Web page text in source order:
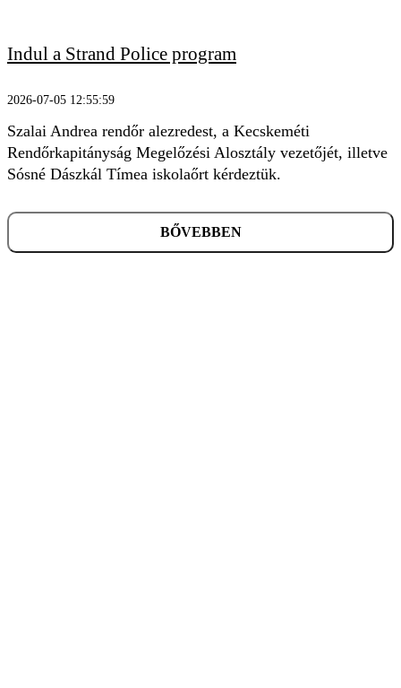
Indul a Strand Police program
2026-07-05 12:55:59
Szalai Andrea rendőr alezredest, a Kecskeméti
Rendőrkapitányság Megelőzési Alosztály vezetőjét, illetve
Sósné Dászkál Tímea iskolaőrt kérdeztük.
BŐVEBBEN